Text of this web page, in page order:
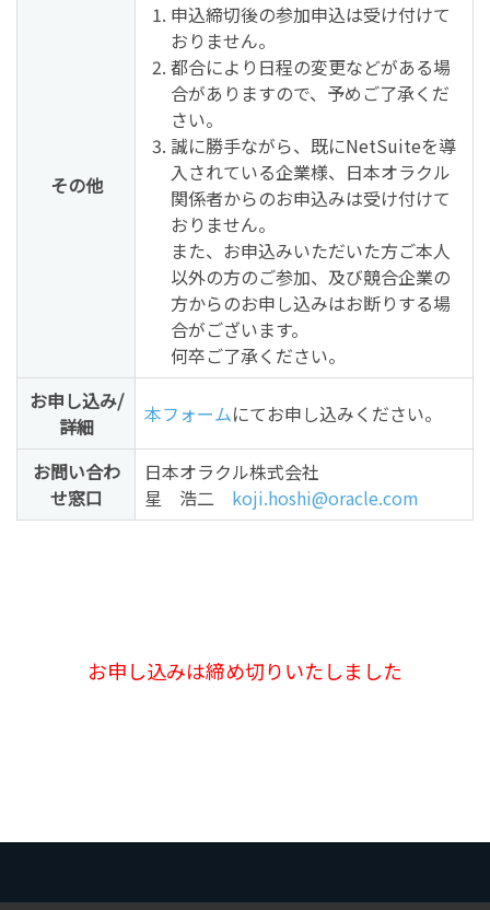
その他
申込締切後の参加申込は受け付けて
おりません。
都合により日程の変更などがある場
合がありますので、予めご了承くだ
さい。
誠に勝手ながら、既にNetSuiteを導
入されている企業様、日本オラクル
関係者からのお申込みは受け付けて
おりません。
また、お申込みいただいた方ご本人
以外の方のご参加、及び競合企業の
方からのお申し込みはお断りする場
合がございます。
何卒ご了承ください。
お申し込み/
詳細
本フォームにてお申し込みください。
お問い合わ
せ窓口
日本オラクル株式会社
星 浩二 koji.hoshi@oracle.com
お申し込みは締め切りいたしました